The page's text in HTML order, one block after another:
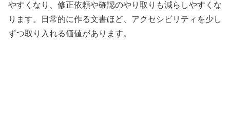
やすくなり、修正依頼や確認のやり取りも減らしやすくな
ります。日常的に作る文書ほど、アクセシビリティを少し
ずつ取り入れる価値があります。